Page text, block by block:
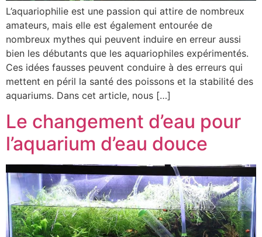
L’aquariophilie est une passion qui attire de nombreux
amateurs, mais elle est également entourée de
nombreux mythes qui peuvent induire en erreur aussi
bien les débutants que les aquariophiles expérimentés.
Ces idées fausses peuvent conduire à des erreurs qui
mettent en péril la santé des poissons et la stabilité des
aquariums. Dans cet article, nous […]
Le changement d’eau pour
l’aquarium d’eau douce